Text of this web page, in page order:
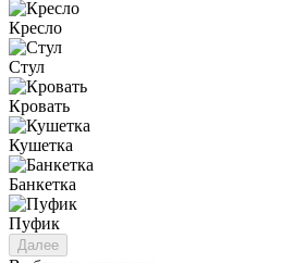
Кресло
Стул
Кровать
Кушетка
Банкетка
Пуфик
Далее